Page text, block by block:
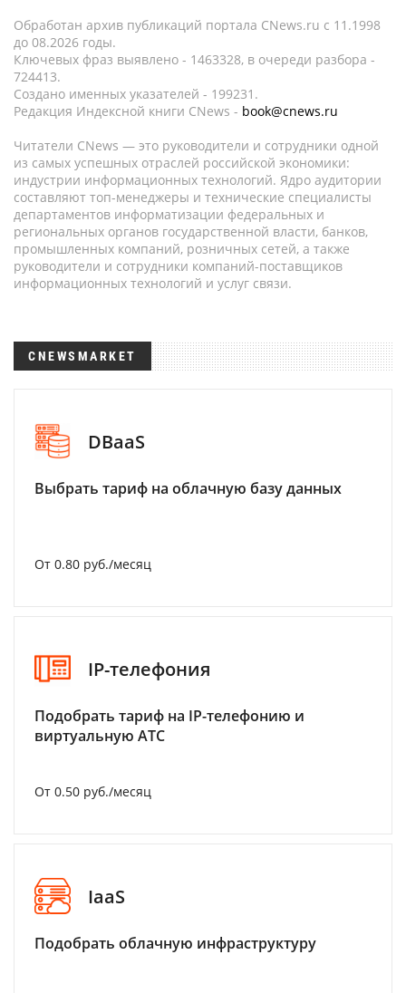
Обработан архив публикаций портала CNews.ru c 11.1998
до 08.2026 годы.
Ключевых фраз выявлено - 1463328, в очереди разбора -
724413.
Создано именных указателей - 199231.
Редакция Индексной книги CNews - book@cnews.ru
Читатели CNews — это руководители и сотрудники одной
из самых успешных отраслей российской экономики:
индустрии информационных технологий. Ядро аудитории
составляют топ-менеджеры и технические специалисты
департаментов информатизации федеральных и
региональных органов государственной власти, банков,
промышленных компаний, розничных сетей, а также
руководители и сотрудники компаний-поставщиков
информационных технологий и услуг связи.
CNEWSMARKET
DBaaS
Выбрать тариф на облачную базу данных
От 0.80 руб./месяц
IP-телефония
Подобрать тариф на IP-телефонию и
виртуальную АТС
От 0.50 руб./месяц
IaaS
Подобрать облачную инфраструктуру